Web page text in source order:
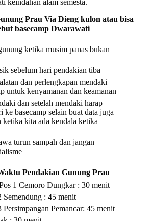
keindahan alam semesta.
Prau Via Dieng kulon atau bisa
basecamp Dwarawati
ketika musim panas bukan
sebelum hari pendakian tiba
dan perlengkapan mendaki
untuk kenyamanan dan keamanan
dan setelah mendaki harap
ke basecamp selain buat data juga
ketika kita ada kendala ketika
turun sampah dan jangan
Pendakian Gunung Prau
1 Cemoro Dungkar : 30 menit
Semendung : 45 menit
Persimpangan Pemancar: 45 menit